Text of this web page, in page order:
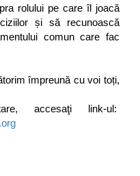
rolului pe care îl joacă
și să recunoască
comun care fac
împreună cu voi toți,
accesaţi link-ul: